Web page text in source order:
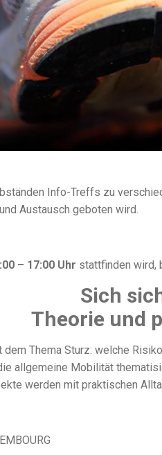
Info-Treffs zu
Austausch geboten wird.
– 17:00 Uhr stattfinden wird,
Sich
Theorie und
Thema Sturz: welche
allgemeine Mobilität
werden mit praktischen